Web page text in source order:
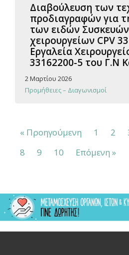
Διαβούλευση των
προδιαγραφών για
των ειδών
χειρουργείων CPV
Εργαλεία
33162200-5 του Γ.Ν
2 Μαρτίου 2026
Προμήθειες – Διαγωνισμοί
« Προηγούμενη 1 2
8
9 10 Επόμενη »